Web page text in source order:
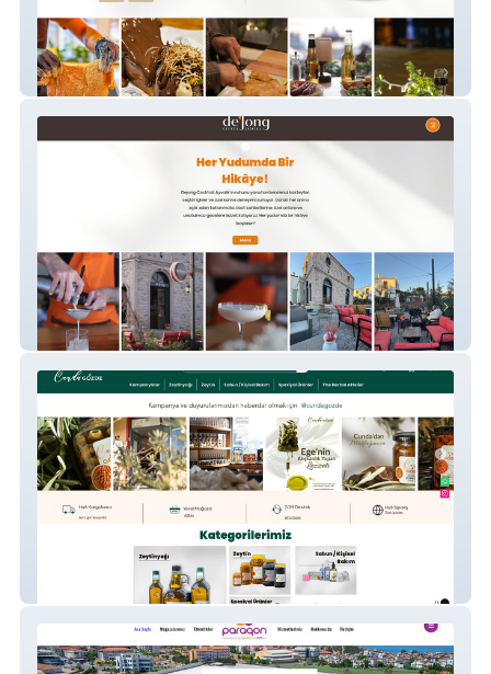
Caffecremma
Dejong Coctail